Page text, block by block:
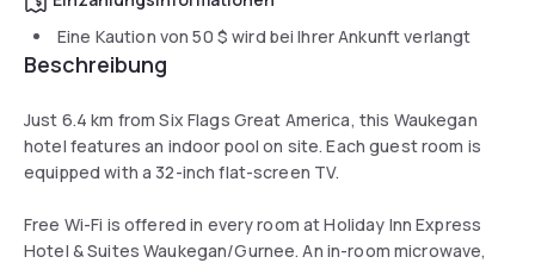
Eine Kaution von50 $ wird bei Ihrer Ankunft verlangt
Beschreibung
Just 6.4 km from Six Flags Great America, this Waukegan
hotel features an indoor pool on site. Each guest room is
equipped with a 32-inch flat-screen TV.
Free Wi-Fi is offered in every room at Holiday Inn Express
Hotel & Suites Waukegan/Gurnee. An in-room microwave,